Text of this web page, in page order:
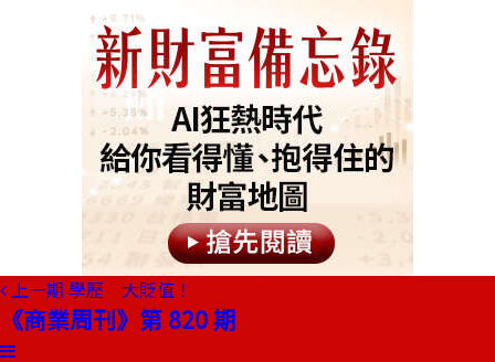
上一期 學歷 大貶值！
《商業周刊》第 820 期